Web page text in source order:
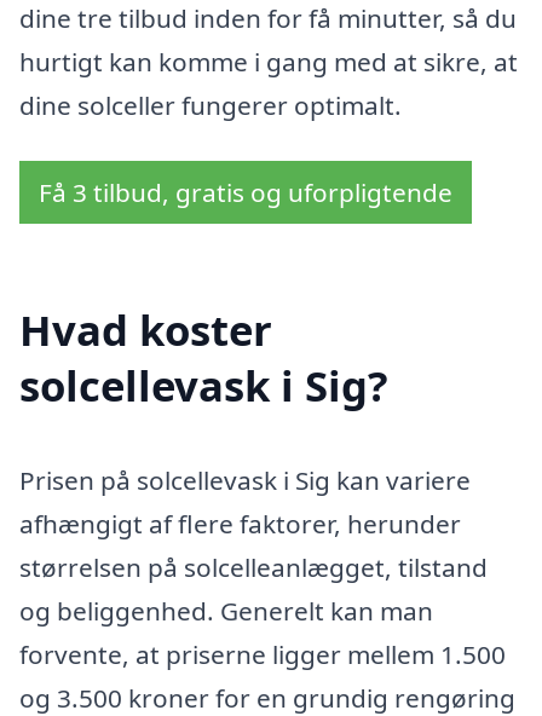
dine tre tilbud inden for få minutter, så du
hurtigt kan komme i gang med at sikre, at
dine solceller fungerer optimalt.
Få 3 tilbud, gratis og uforpligtende
Hvad koster
solcellevask i Sig?
Prisen på solcellevask i Sig kan variere
afhængigt af flere faktorer, herunder
størrelsen på solcelleanlægget, tilstand
og beliggenhed. Generelt kan man
forvente, at priserne ligger mellem 1.500
og 3.500 kroner for en grundig rengøring